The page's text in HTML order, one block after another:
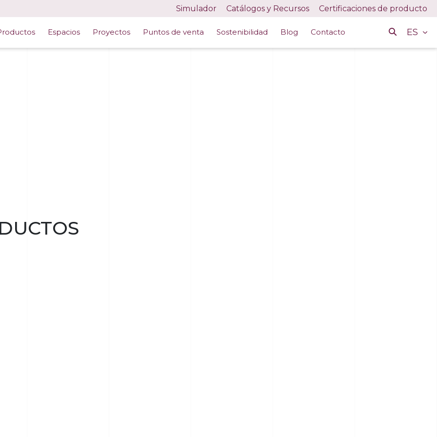
Simulador Catálogos y Recursos Certificaciones de producto
Espacios Proyectos Puntos de venta Sostenibilidad Blog Contacto ES